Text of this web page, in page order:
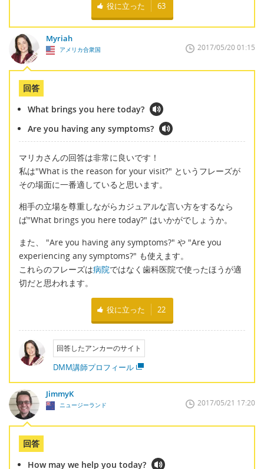
役に立った 63
Myriah
アメリカ合衆国 2017/05/20 01:15
回答
What brings you here today?
Are you having any symptoms?
マリカさんの回答は非常に良いです！
私は"What is the reason for your visit?" というフレーズが
その場面に一番適していると思います。
相手の立場を尊重しながらカジュアルな言い方をするなら
ば"What brings you here today?" はいかがでしょうか。
また、 "Are you having any symptoms?" や "Are you
experiencing any symptoms?" も使えます。
これらのフレーズは病院ではなく歯科医院で使ったほうが適
切だと思われます。
役に立った 22
回答したアンカーのサイト
DMM講師プロフィール
JimmyK
ニュージーランド 2017/05/21 17:20
回答
How may we help you today?